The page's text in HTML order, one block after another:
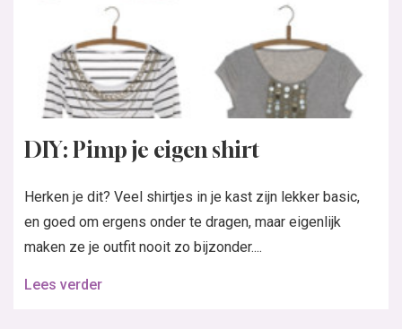
DIY: Pimp je eigen shirt
Herken je dit? Veel shirtjes in je kast zijn lekker basic,
en goed om ergens onder te dragen, maar eigenlijk
maken ze je outfit nooit zo bijzonder....
Lees verder